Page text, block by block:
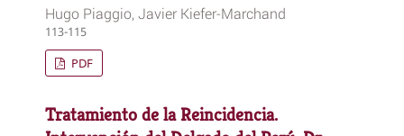
Hugo Piaggio, Javier Kiefer-Marchand
113-115
PDF
Tratamiento de la Reincidencia.